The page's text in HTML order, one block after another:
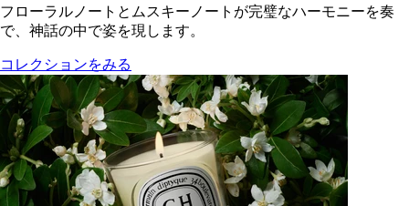
フローラルノートとムスキーノートが完璧なハーモニーを奏
で、神話の中で姿を現します。
コレクションをみる